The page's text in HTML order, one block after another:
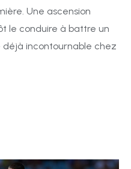
Une ascension
le conduire à battre un
déjà incontournable chez